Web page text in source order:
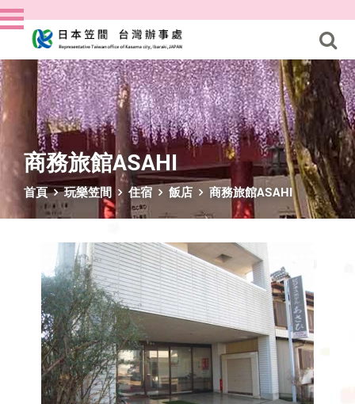
商務旅館ASAHI
首頁 玩樂笠間 住宿 飯店 商務旅館ASAHI